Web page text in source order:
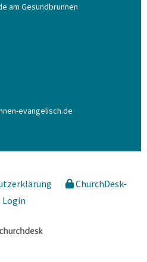
am Gesundbrunnen
evangelisch.de
ChurchDesk-
Login